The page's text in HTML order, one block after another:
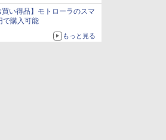
買い得品】モトローラのスマ
で購入可能
もっと見る